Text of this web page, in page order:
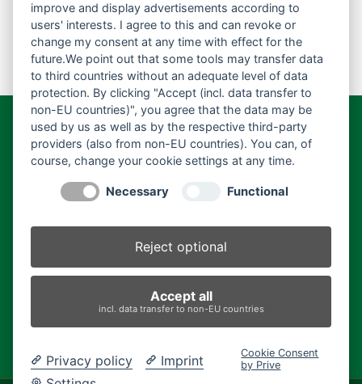
Schweiger & Holzner Pferdefutter GmbH
Geschäftsführer:Gerhard Schweiger
Herstellerkennnummer:DE-BY-1-00342
Sägmühle 2c, 84570 Polling
+49 8631 18 44 673
E-Mail:
improve and display advertisements according to
users' interests. I agree to this and can revoke or
change my consent at any time with effect for the
future.We point out that some tools may transfer data
to third countries without an adequate level of data
protection. By clicking "Accept (incl. data transfer to
non-EU countries)", you agree that the data may be
used by us as well as by the respective third-party
providers (also from non-EU countries). You can, of
course, change your cookie settings at any time.
Necessary Functional
Reject optional
Accept all
incl. data transfer to non-EU countries
Privacy policy
Imprint
Cookie Consent
by Prive